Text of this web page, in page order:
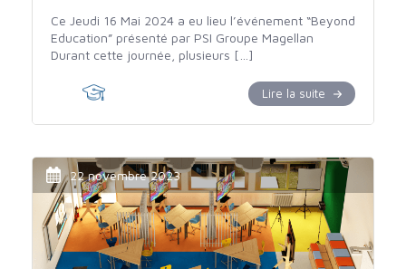
Ce Jeudi 16 Mai 2024 a eu lieu l’événement “Beyond
Education” présenté par PSI Groupe Magellan
Durant cette journée, plusieurs […]
Lire la suite
22 novembre 2023